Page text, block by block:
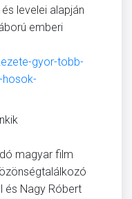
levelei alapján
emberi
gyor-tobb-
hosok-
magyar film
és Nagy Róbert